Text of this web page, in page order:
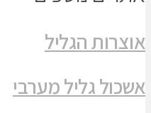
אוצרות הגליל
אשכול גליל מערבי